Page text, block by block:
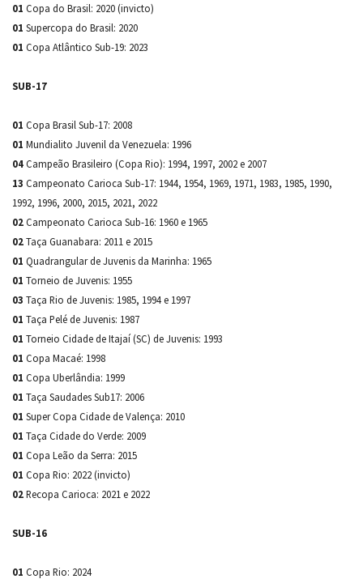
01 Copa do Brasil: 2020 (invicto)
01 Supercopa do Brasil: 2020
01 Copa Atlântico Sub-19: 2023
SUB-17
01 Copa Brasil Sub-17: 2008
01 Mundialito Juvenil da Venezuela: 1996
04Campeão Brasileiro (Copa Rio): 1994, 1997, 2002 e 2007
13 Campeonato Carioca Sub-17: 1944, 1954, 1969, 1971, 1983, 1985, 1990,
1992, 1996, 2000, 2015, 2021, 2022
02Campeonato Carioca Sub-16: 1960 e 1965
02Taça Guanabara: 2011 e 2015
01 Quadrangular de Juvenis da Marinha: 1965
01 Torneio de Juvenis: 1955
03 Taça Rio de Juvenis: 1985, 1994 e 1997
01 Taça Pelé de Juvenis: 1987
01 Torneio Cidade de Itajaí (SC) de Juvenis: 1993
01 Copa Macaé: 1998
01 Copa Uberlândia: 1999
01 Taça Saudades Sub17: 2006
01 Super Copa Cidade de Valença: 2010
01 Taça Cidade do Verde: 2009
01 Copa Leão da Serra: 2015
01 Copa Rio: 2022 (invicto)
02Recopa Carioca: 2021 e 2022
SUB-16
01 Copa Rio: 2024